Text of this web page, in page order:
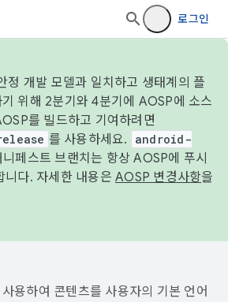
로그인
정 개발 모델과 일치하고 생태계의 플
위해 2분기와 4분기에 AOSP에 소스
를 빌드하고 기여하려면
를 사용하세요.
android-
니페스트 브랜치는 항상 AOSP에 푸시
니다. 자세한 내용은 AOSP 변경사항을
용하여 콘텐츠를 사용자의 기본 언어